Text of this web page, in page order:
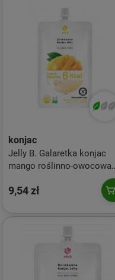
konjac
Jelly B. Galaretka konjac
mango roślinno-owocowa
9,54 zł